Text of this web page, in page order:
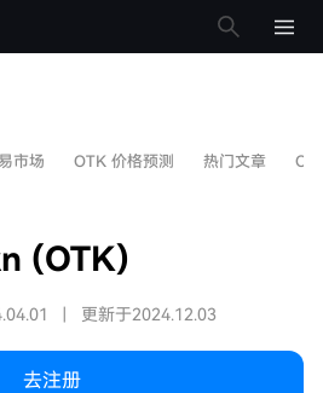
市场 OTK 价格预测 热门文章
(OTK)
更新于2024.12.03
去注册